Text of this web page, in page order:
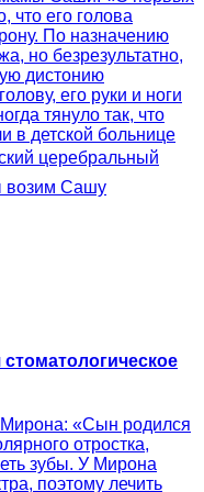
что его голова
По назначению
но безрезультатно,
дистонию
его руки и ноги
тянуло так, что
в детской больнице
церебральный
возим Сашу
«Сын родился
отростка,
зубы. У Мирона
поэтому лечить